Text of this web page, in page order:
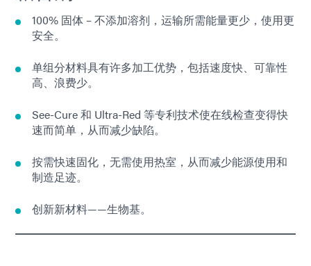
100% 固体 – 不添加溶剂，运输所需能量更少，使用更
安全。
单组分材料具有许多加工优势，包括速度快、可靠性
高、浪费少。
See-Cure 和 Ultra-Red 等专利技术使在线检查变得快
速而简单，从而减少缺陷。
按需快速固化，无需使用热室，从而减少能源使用和
制造足迹。
创新新材料——生物基。